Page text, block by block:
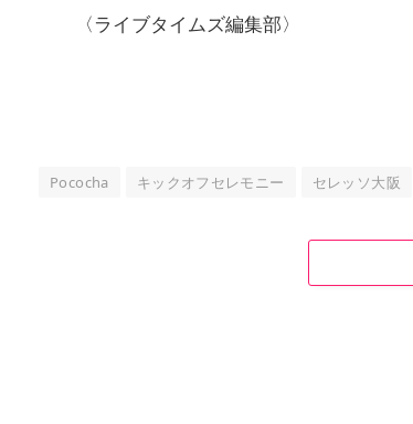
〈ライブタイムズ編集部〉
Pococha キックオフセレモニー セレッソ大阪